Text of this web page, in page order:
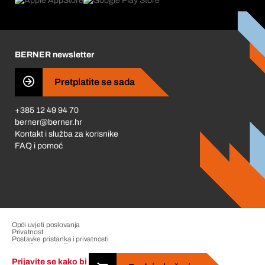
Prijavite se kako bi
Business Conduct
BERNER newsletter
Pretplatite se sada
+385 12 49 94 70
berner@berner.hr
Kontakt i služba za korisnike
FAQ i pomoć
Opći uvjeti poslovanja
Privatnost
Postavke pristanka i privatnosti
Upravljanje pritužbama